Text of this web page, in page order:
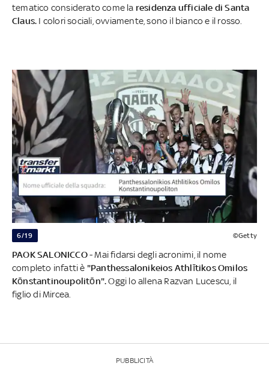
tematico considerato come la residenza ufficiale di Santa
Claus. I colori sociali, ovviamente, sono il bianco e il rosso.
6/19 ©Getty
PAOK SALONICCO- Mai fidarsi degli acronimi, il nome
completo infatti è "Panthessalonikeios Athlītikos Omilos
Kōnstantinoupolitōn".Oggi lo allena Razvan Lucescu, il
figlio di Mircea.
PUBBLICITÀ